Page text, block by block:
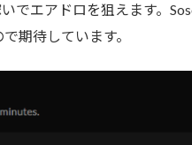
でエアドロを狙えます。
期待しています。